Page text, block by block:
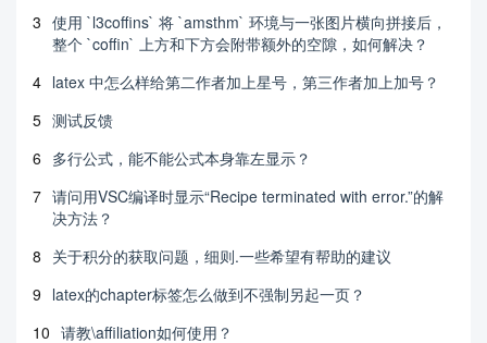
3 使用 `l3coffins` 将 `amsthm` 环境与一张图片横向拼接后，
整个 `coffin` 上方和下方会附带额外的空隙，如何解决？
4 latex 中怎么样给第二作者加上星号，第三作者加上加号？
5 测试反馈
6 多行公式，能不能公式本身靠左显示？
7 请问用VSC编译时显示“Recipe terminated with error.”的解
决方法？
8 关于积分的获取问题，细则.一些希望有帮助的建议
9 latex的chapter标签怎么做到不强制另起一页？
10 请教\affiliation如何使用？